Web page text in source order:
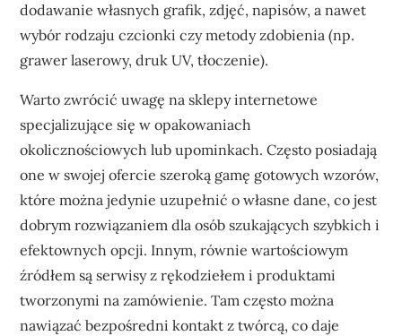
dodawanie własnych grafik, zdjęć, napisów, a nawet
wybór rodzaju czcionki czy metody zdobienia (np.
grawer laserowy, druk UV, tłoczenie).
Warto zwrócić uwagę na sklepy internetowe
specjalizujące się w opakowaniach
okolicznościowych lub upominkach. Często posiadają
one w swojej ofercie szeroką gamę gotowych wzorów,
które można jedynie uzupełnić o własne dane, co jest
dobrym rozwiązaniem dla osób szukających szybkich i
efektownych opcji. Innym, równie wartościowym
źródłem są serwisy z rękodziełem i produktami
tworzonymi na zamówienie. Tam często można
nawiązać bezpośredni kontakt z twórcą, co daje